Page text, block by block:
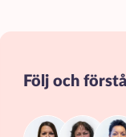
Följ och